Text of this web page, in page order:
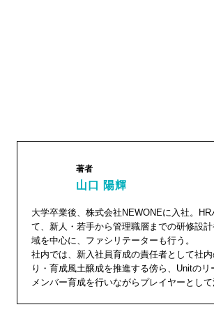
山口 陽
輝"
width="1
04"
著者
山口 陽輝
大学卒業後、株式会社NEWONEに入社。HR
て、新人・若手から管理職層までの研修設
域を中心に、ファシリテーターも行う。
社内では、新入社員育成の責任者として社内
り・育成風土醸成を推進する傍ら、Unitのリ
メンバー育成を行いながらプレイヤーとして